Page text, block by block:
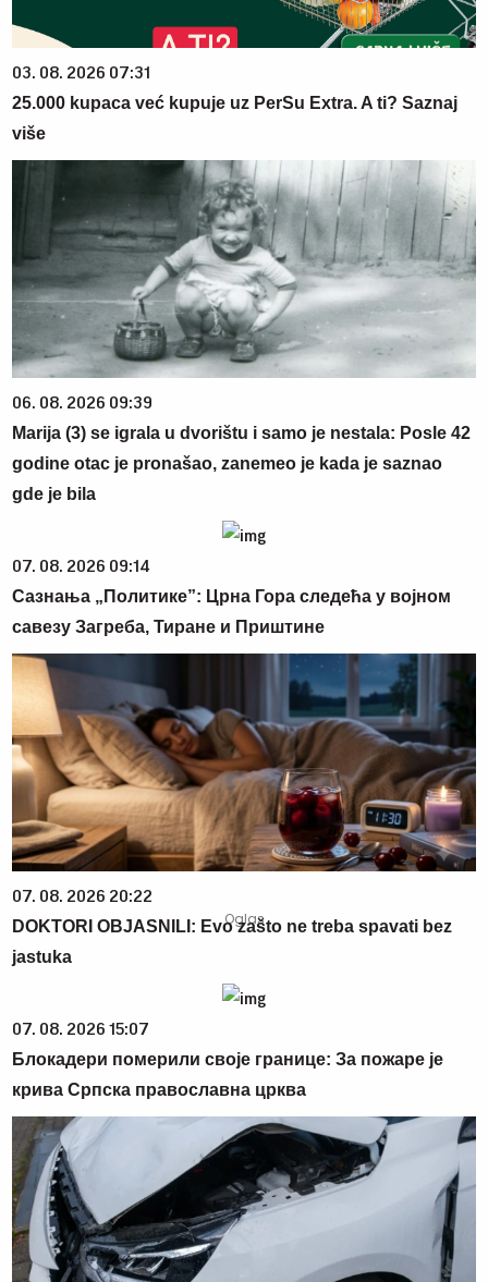
03. 08. 2026 07:31
25.000 kupaca već kupuje uz PerSu Extra. A ti? Saznaj
više
06. 08. 2026 09:39
Marija (3) se igrala u dvorištu i samo je nestala: Posle 42
godine otac je pronašao, zanemeo je kada je saznao
gde je bila
07. 08. 2026 09:14
Сазнања „Политике”: Црна Гора следећа у војном
савезу Загреба, Тиране и Приштине
07. 08. 2026 20:22
DOKTORI OBJASNILI: Evo zašto ne treba spavati bez
jastuka
07. 08. 2026 15:07
Блокадери померили своје границе: За пожаре је
крива Српска православна црква